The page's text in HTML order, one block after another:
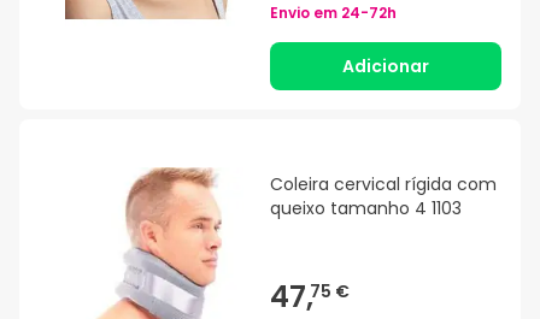
Envio em 24-72h
Adicionar
Coleira cervical rígida com
queixo tamanho 4 1103
47,75 €